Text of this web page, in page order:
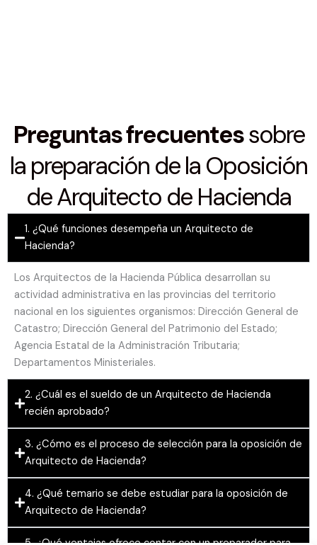
Preguntas frecuentessobre
la preparación de la Oposición
de Arquitecto de Hacienda
1. ¿Qué funciones desempeña un Arquitecto de
Hacienda?
Los Arquitectos de la Hacienda Pública desarrollan su
actividad administrativa en las provincias del territorio
nacional en los siguientes organismos: Dirección General de
Catastro; Dirección General del Patrimonio del Estado;
Agencia Estatal de la Administración Tributaria;
Departamentos Ministeriales.
2. ¿Cuál es el sueldo de un Arquitecto de Hacienda
recién aprobado?
3. ¿Cómo es el proceso de selección para la oposición de
Arquitecto de Hacienda?
4. ¿Qué temario se debe estudiar para la oposición de
Arquitecto de Hacienda?